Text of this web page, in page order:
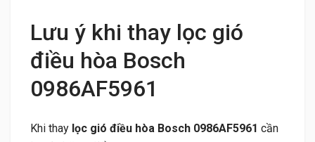
Lưu ý khi thay lọc gió
điều hòa Bosch
0986AF5961
Khi thay lọc gió điều hòa Bosch 0986AF5961 cần